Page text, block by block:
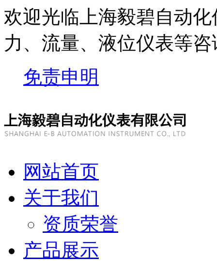
欢迎光临上海毅碧自动
力、流量、液位仪表等咨
免责申明
网站首页
关于我们
资质荣誉
产品展示